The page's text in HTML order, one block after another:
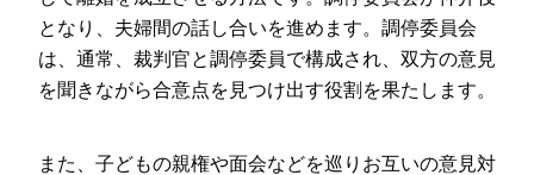
となり、夫婦間の話し合いを進めます。調停委員会
は、通常、裁判官と調停委員で構成され、双方の意見
を聞きながら合意点を見つけ出す役割を果たします。
また、子どもの親権や面会などを巡りお互いの意見対